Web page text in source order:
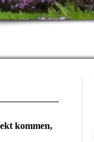
kommen,